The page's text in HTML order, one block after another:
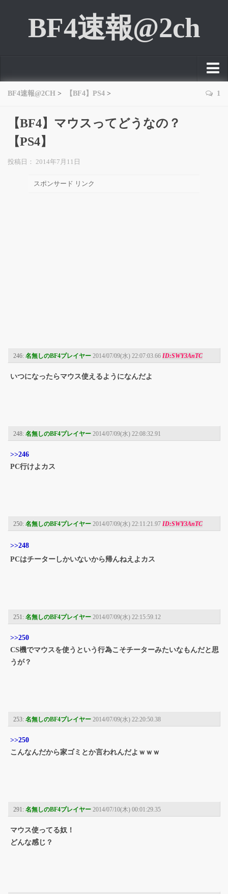
BF4速報@2ch
TOP
PC
PS3
PS4
Xbox 360
BF4速報@2CH > 【BF4】PS4 > 1
【BF4】マウスってどうなの？
【PS4】
投稿日： 2014年7月11日
スポンサード リンク
246: 名無しのBF4プレイヤー 2014/07/09(水) 22:07:03.66 ID:SWY3AnTC
いつになったらマウス使えるようになんだよ
248: 名無しのBF4プレイヤー 2014/07/09(水) 22:08:32.91
>>246
PC行けよカス
250: 名無しのBF4プレイヤー 2014/07/09(水) 22:11:21.97 ID:SWY3AnTC
>>248
PCはチーターしかいないから帰んねえよカス
251: 名無しのBF4プレイヤー 2014/07/09(水) 22:15:59.12
>>250
CS機でマウスを使うという行為こそチーターみたいなもんだと思
うが？
253: 名無しのBF4プレイヤー 2014/07/09(水) 22:20:50.38
>>250
こんなんだから家ゴミとか言われんだよｗｗｗ
291: 名無しのBF4プレイヤー 2014/07/10(木) 00:01:29.35
マウス使ってる奴！
どんな感じ？